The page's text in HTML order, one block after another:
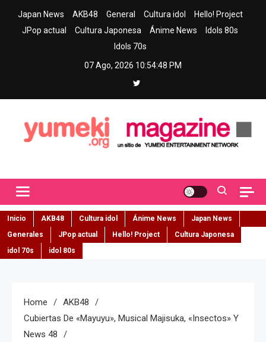
Japan News AKB48 General Cultura idol
Hello! Project
JPop actual
Cultura Japonesa Ánime News
Idols 80s
Idols 70s
07 Ago, 2026 10:54:49 PM
Inicio AKB48 Cultura idol Ánime News
Japan News
Generales
JPop actual Hello! Project
Cultura Japonesa
idol 70s
idol 80s
Home
AKB48
Cubiertas De «Mayuyu», Musical Majisuka, «Insectos» Y
News 48